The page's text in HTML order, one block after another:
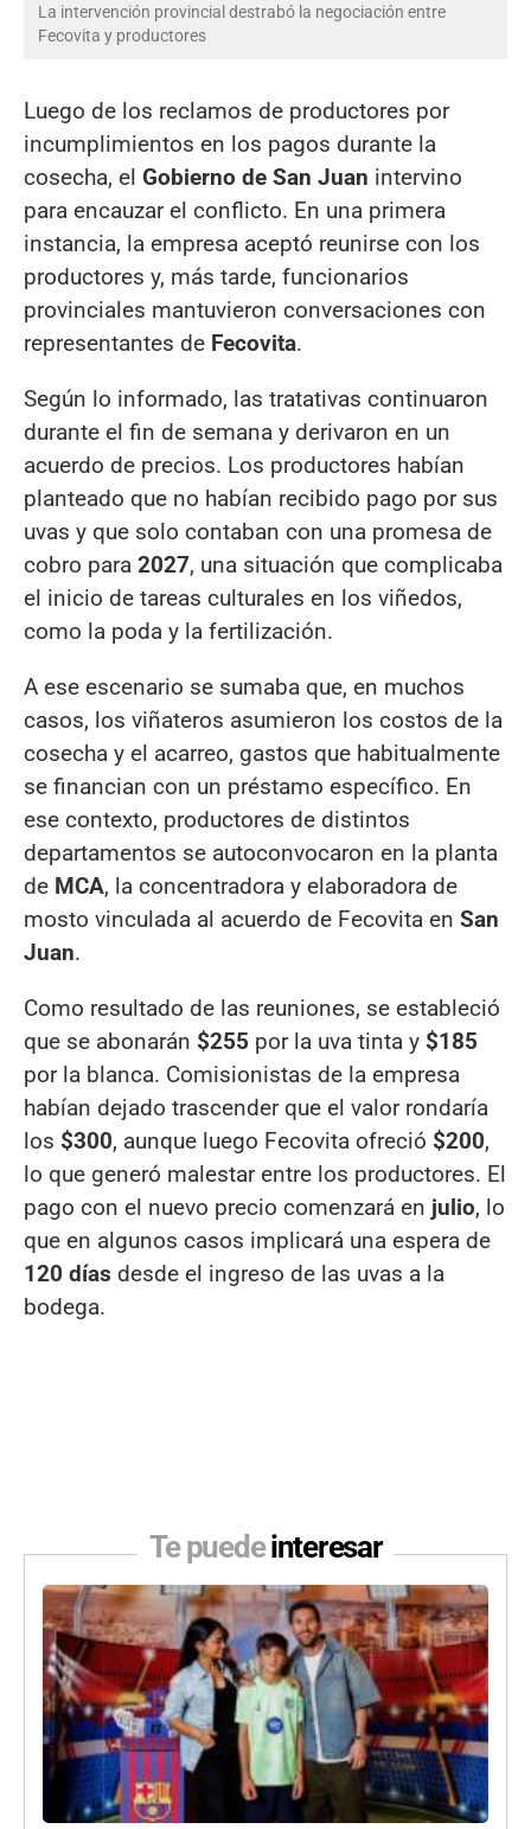
La intervención provincial destrabó la negociación entre
Fecovita y productores
Luego de los reclamos de productores por
incumplimientos en los pagos durante la
cosecha, el Gobierno de San Juan intervino
para encauzar el conflicto. En una primera
instancia, la empresa aceptó reunirse con los
productores y, más tarde, funcionarios
provinciales mantuvieron conversaciones con
representantes de Fecovita.
Según lo informado, las tratativas continuaron
durante el fin de semana y derivaron en un
acuerdo de precios. Los productores habían
planteado que no habían recibido pago por sus
uvas y que solo contaban con una promesa de
cobro para 2027, una situación que complicaba
el inicio de tareas culturales en los viñedos,
como la poda y la fertilización.
A ese escenario se sumaba que, en muchos
casos, los viñateros asumieron los costos de la
cosecha y el acarreo, gastos que habitualmente
se financian con un préstamo específico. En
ese contexto, productores de distintos
departamentos se autoconvocaron en la planta
de MCA, la concentradora y elaboradora de
mosto vinculada al acuerdo de Fecovita en San
Juan.
Como resultado de las reuniones, se estableció
que se abonarán $255 por la uva tinta y $185
por la blanca. Comisionistas de la empresa
habían dejado trascender que el valor rondaría
los $300, aunque luego Fecovita ofreció $200,
lo que generó malestar entre los productores. El
pago con el nuevo precio comenzará en julio, lo
que en algunos casos implicará una espera de
120 días desde el ingreso de las uvas a la
bodega.
Te puedeinteresar